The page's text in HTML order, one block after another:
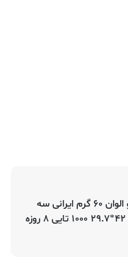
تحریر 70 گرم خارجی و الوان 60 گرم ایرانی سه